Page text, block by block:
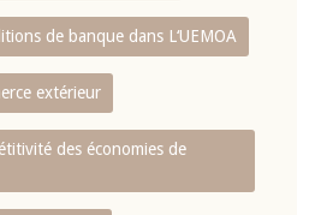
de banque dans L‘UEMOA
extérieur
des économies de